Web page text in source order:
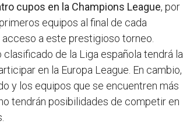
cupos en la Champions League, por
equipos al final de cada
a este prestigioso torneo.
clasificado de la Liga española tendrá la
en la Europa League. En cambio,
y los equipos que se encuentren más
tendrán posibilidades de competir en